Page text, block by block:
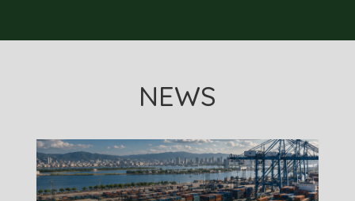
NEWS